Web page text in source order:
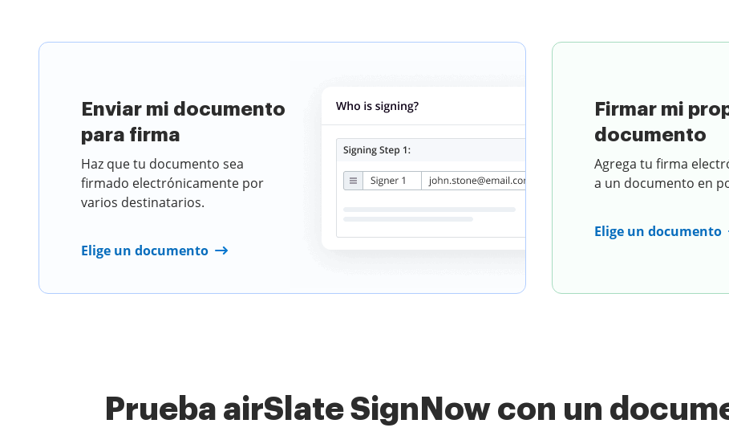
Enviar mi documento
para firma
Haz que tu documento sea
firmado electrónicamente por
varios destinatarios.
Elige un documento
Firmar mi
documento
Agrega tu firma
a un documento en
Elige un documento
Prueba airSlate SignNow con un